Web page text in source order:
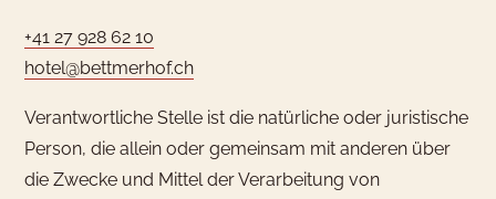
+41 27 928 62 10
hotel@bettmerhof.ch
Verantwortliche Stelle ist die natürliche oder juristische
Person, die allein oder gemeinsam mit anderen über
die Zwecke und Mittel der Verarbeitung von